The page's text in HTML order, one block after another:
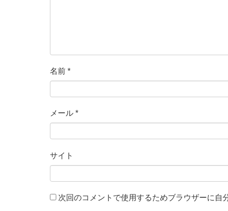
名前 *
メール *
サイト
次回のコメントで使用するためブラウザーに自